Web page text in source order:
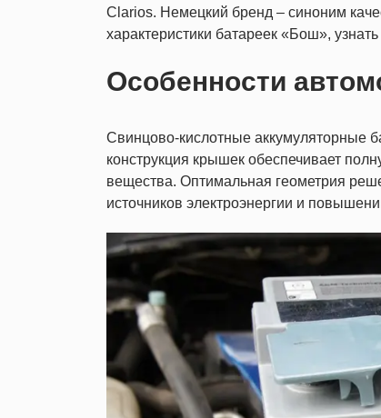
Clarios. Немецкий бренд – синоним
характеристики батареек «Бош»,
Особенности
Свинцово-кислотные аккумуляторные
конструкция крышек обеспечивает
вещества. Оптимальная геометрия
источников электроэнергии и